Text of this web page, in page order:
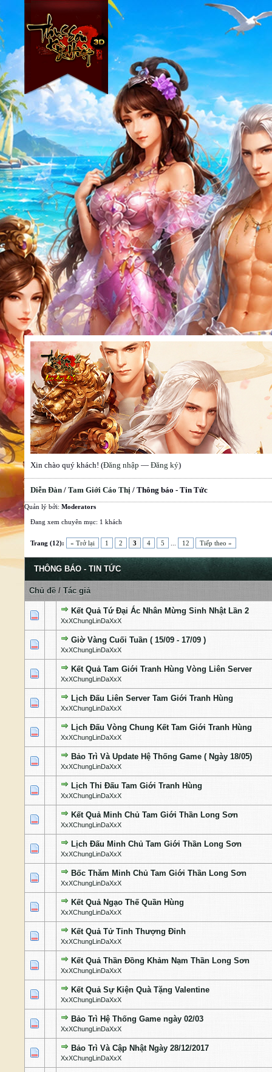
Xin chào quý khách! (Đăng nhập — Đăng ký)
Diễn Đàn / Tam Giới Cáo Thị / Thông báo - Tin Tức
Quản lý bởi: Moderators
Đang xem chuyên mục: 1 khách
Trang (12): « Trở lại 1 2 3 4 5 12 Tiếp theo »
THÔNG BÁO - TIN TỨC
Chủ đề / Tác giả
Kết Quả Tứ Đại Ác Nhân Mừng Sinh Nhật Lần 2
XxXChungLinDaXxX
0 Bỏ phiếu - 0 của 5 cấp độ
1 2345
Giờ Vàng Cuối Tuần ( 15/09 - 17/09 )
XxXChungLinDaXxX
0 Bỏ phiếu - 0 của 5 cấp độ
1234 5
Kết Quả Tam Giới Tranh Hùng Vòng Liên Server
XxXChungLinDaXxX
0 Bỏ phiếu - 0 của 5 cấp độ
123 45
Lịch Đấu Liên Server Tam Giới Tranh Hùng
XxXChungLinDaXxX
0 Bỏ phiếu - 0 của 5 cấp độ
12345
Lịch Đấu Vòng Chung Kết Tam Giới Tranh Hùng
XxXChungLinDaXxX
0 Bỏ phiếu - 0 của 5 cấp độ
1234 5
Bảo Trì Và Update Hệ Thống Game ( Ngày 18/05)
XxXChungLinDaXxX
0 Bỏ phiếu - 0 của 5 cấp độ
1 2345
Lịch Thi Đấu Tam Giới Tranh Hùng
XxXChungLinDaXxX
0 Bỏ phiếu - 0 của 5 cấp độ
123 45
Kết Quả Minh Chủ Tam Giới Thần Long Sơn
XxXChungLinDaXxX
0 Bỏ phiếu - 0 của 5 cấp độ
123 45
Lịch Đấu Minh Chủ Tam Giới Thần Long Sơn
XxXChungLinDaXxX
0 Bỏ phiếu - 0 của 5 cấp độ
1234 5
Bốc Thăm Minh Chủ Tam Giới Thần Long Sơn
XxXChungLinDaXxX
0 Bỏ phiếu - 0 của 5 cấp độ
12345
Kết Quả Ngạo Thế Quần Hùng
XxXChungLinDaXxX
0 Bỏ phiếu - 0 của 5 cấp độ
1234 5
Kết Quả Tử Tinh Thượng Đỉnh
XxXChungLinDaXxX
0 Bỏ phiếu - 0 của 5 cấp độ
1 345
Kết Quả Thần Đồng Khảm Nạm Thần Long Sơn
XxXChungLinDaXxX
0 Bỏ phiếu - 0 của 5 cấp độ
123 45
Kết Quả Sự Kiện Quà Tặng Valentine
XxXChungLinDaXxX
0 Bỏ phiếu - 0 của 5 cấp độ
12345
Bảo Trì Hệ Thống Game ngày 02/03
XxXChungLinDaXxX
0 Bỏ phiếu - 0 của 5 cấp độ
1 2 345
Bảo Trì Và Cập Nhật Ngày 28/12/2017
XxXChungLinDaXxX
0 Bỏ phiếu - 0 của 5 cấp độ
1 234 5